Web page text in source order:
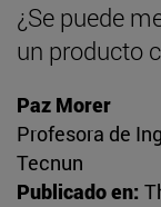
¿Se puede
un producto
Paz Morer
Profesora de
Tecnun
Publicado en: